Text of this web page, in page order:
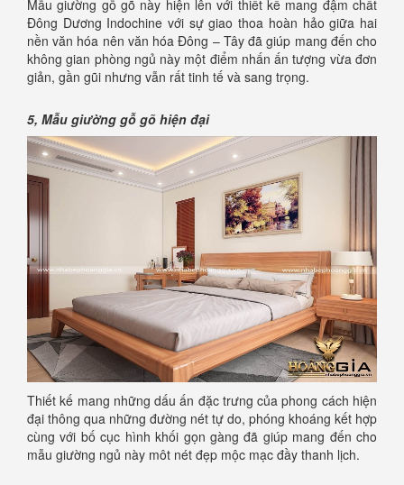
Mẫu giường gỗ gõ này hiện lên với thiết kế mang đậm chất
Đông Dương Indochine với sự giao thoa hoàn hảo giữa hai
nền văn hóa nên văn hóa Đông – Tây đã giúp mang đến cho
không gian phòng ngủ này một điểm nhấn ấn tượng vừa đơn
giản, gần gũi nhưng vẫn rất tinh tế và sang trọng.
5, Mẫu giường gỗ gõ hiện đại
Thiết kế mang những dấu ấn đặc trưng của phong cách hiện
đại thông qua những đường nét tự do, phóng khoáng kết hợp
cùng với bố cục hình khối gọn gàng đã giúp mang đến cho
mẫu giường ngủ này môt nét đẹp mộc mạc đầy thanh lịch.